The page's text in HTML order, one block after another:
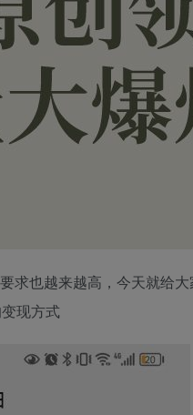
求也越来越高，今天就给
现方式